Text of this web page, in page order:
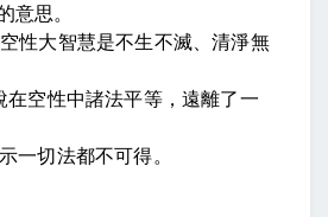
意思。
性大智慧是不生不滅、清淨無
在空性中諸法平等，遠離了一
一切法都不可得。